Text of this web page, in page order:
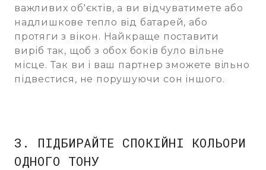
важливих об'єктів, а ви відчуватимете або
надлишкове тепло від батарей, або
протяги з вікон. Найкраще поставити
виріб так, щоб з обох боків було вільне
місце. Так ви і ваш партнер зможете вільно
підвестися, не порушуючи сон іншого.
3. ПІДБИРАЙТЕ СПОКІЙНІ КОЛЬОРИ
ОДНОГО ТОНУ